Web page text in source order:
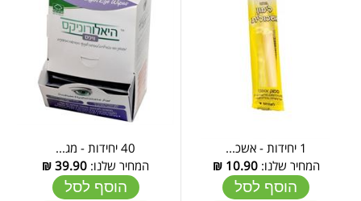
1 יחידות - אשכ...
המחיר שלנו:10.90
₪
הוסף לסל
40 יחידות - מג...
המחיר שלנו: 39.90
₪
הוסף לסל